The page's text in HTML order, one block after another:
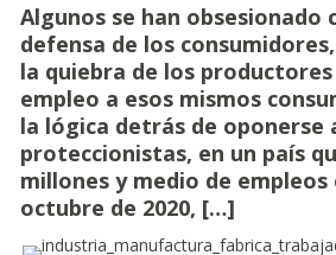
Algunos se han obsesionado
defensa de los
la quiebra de los productores
empleo a esos mismos
la lógica detrás de oponerse
proteccionistas, en un país
millones y medio de empleos
octubre de 2020, […]